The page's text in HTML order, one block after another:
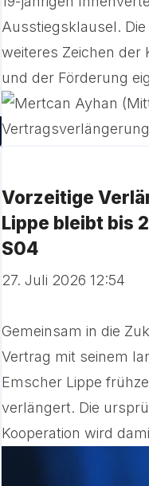
Ausstiegsklausel.
weiteres Zeichen der
und der Förderung
Vorzeitige
Lippe bleibt bis
S04
27. Juli 2026 12:54
Gemeinsam in die
Vertrag mit seinem
Emscher Lippe
verlängert. Die
Kooperation wird